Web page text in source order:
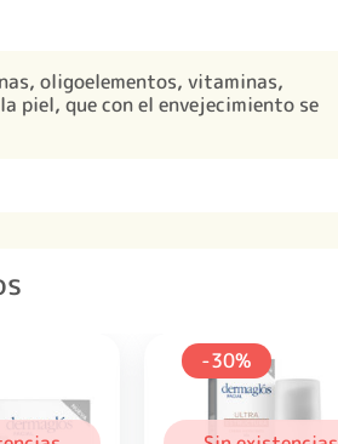
oligoelementos, vitaminas,
piel, que con el envejecimiento se
-30%